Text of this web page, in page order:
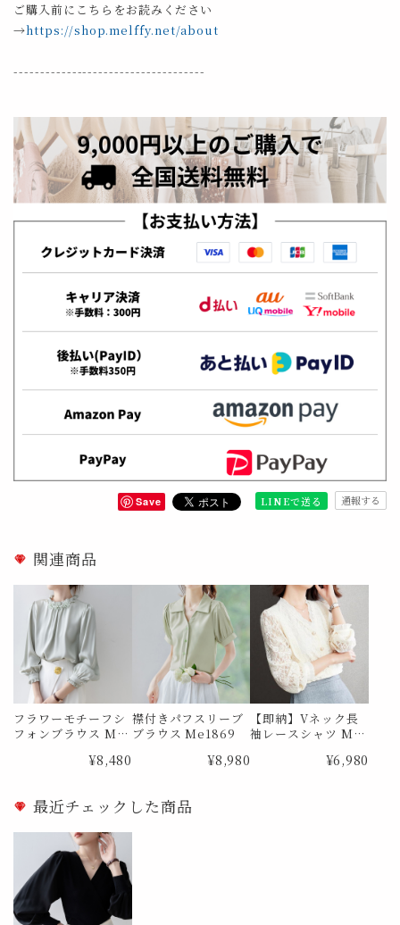
ご購入前にこちらをお読みください
→https://shop.melffy.net/about
------------------------------------
Save LINEで送る 通報する
関連商品
フラワーモチーフシ
フォンブラウス Me
¥8,480
襟付きパフスリーブ
ブラウス Me1869
¥8,980
【即納】Vネック長
袖レースシャツ Me
¥6,980
最近チェックした商品